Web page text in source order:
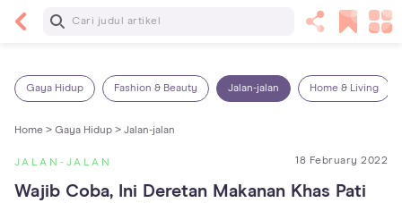
Baca Selanjutnya
Gaya Hidup Fashion & Beauty Jalan-jalan Home & Living
Home > Gaya Hidup > Jalan-jalan
JALAN-JALAN 18 February 2022
Wajib Coba, Ini Deretan Makanan Khas Pati